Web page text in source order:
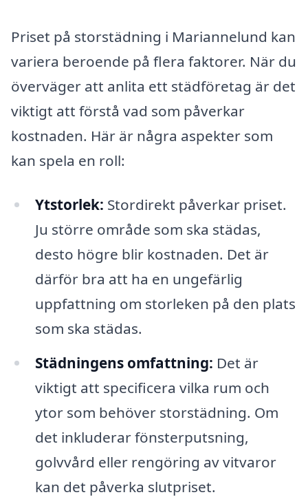
Priset på storstädning i Mariannelund kan
variera beroende på flera faktorer. När du
överväger att anlita ett städföretag är det
viktigt att förstå vad som påverkar
kostnaden. Här är några aspekter som
kan spela en roll:
Ytstorlek: Stordirekt påverkar priset.
Ju större område som ska städas,
desto högre blir kostnaden. Det är
därför bra att ha en ungefärlig
uppfattning om storleken på den plats
som ska städas.
Städningens omfattning: Det är
viktigt att specificera vilka rum och
ytor som behöver storstädning. Om
det inkluderar fönsterputsning,
golvvård eller rengöring av vitvaror
kan det påverka slutpriset.